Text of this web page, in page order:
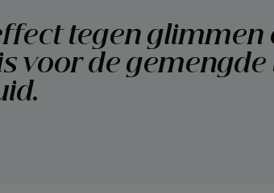
tegen glimmen
voor de gemengde